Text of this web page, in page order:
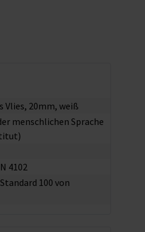
20mm, weiß
menschlichen Sprache
4102
100 von